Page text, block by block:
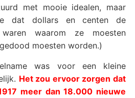
met mooie idealen, maar
dat dollars en centen de
waarom ze moesten
moesten worden.)
was voor een kleine
Het zou ervoor zorgen dat
meer dan 18.000 nieuwe